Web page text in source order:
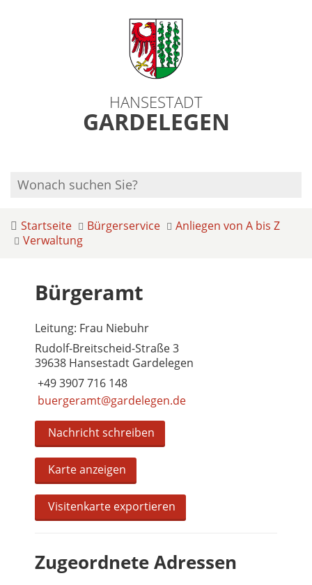
HANSESTADT
GARDELEGEN
Startseite Bürgerservice
Anliegen von A bis Z
Verwaltung
Bürgeramt
Leitung: Frau Niebuhr
Rudolf-Breitscheid-Straße 3
39638 Hansestadt Gardelegen
+49 3907 716 148
buergeramt@gardelegen.de
Nachricht schreiben
Karte anzeigen
Visitenkarte exportieren
Zugeordnete Adressen